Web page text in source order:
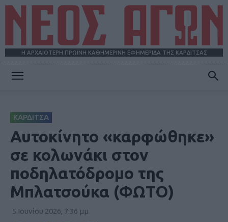
Η ΑΡΧΑΙΟΤΕΡΗ ΠΡΩΪΝΗ ΚΑΘΗΜΕΡΙΝΗ ΕΦΗΜΕΡΙΔΑ ΤΗΣ ΚΑΡΔΙΤΣΑΣ
ΚΑΡΔΙΤΣΑ
Αυτοκίνητο «καρφώθηκε»
σε κολωνάκι στον
ποδηλατόδρομο της
Μπλατσούκα (ΦΩΤΟ)
5 Ιουνίου 2026, 7:36 μμ